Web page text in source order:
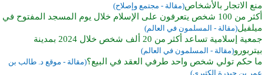
منع الاتجار بالأشخاص(مقالة - مجتمع وإصلاح)
أكثر من 100 شخص يتعرفون على الإسلام خلال يوم المسجد المفتوح في
ميلفيل(مقالة - المسلمون في العالم)
جمعية إسلامية تساعد أكثر من 20 ألف شخص خلال 2024 بمدينة
بيتربورو(مقالة - المسلمون في العالم)
ما حكم تولي شخص واحد طرفي العقد في البيع؟(مقالة - موقع د. طالب بن
عمر بن حيدرة الكثيري)